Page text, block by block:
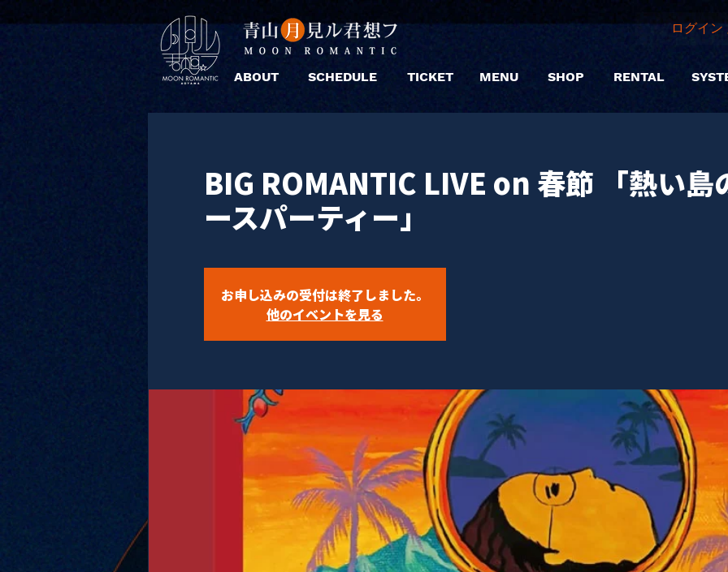
ABOUT SCHEDULE TICKET MENU SHOP
ログイ
RENTAL
BIG ROMANTIC LIVE on 春節 「熱い島
ースパーティー」
お申し込みの受付は終了しました。
他のイベントを見る